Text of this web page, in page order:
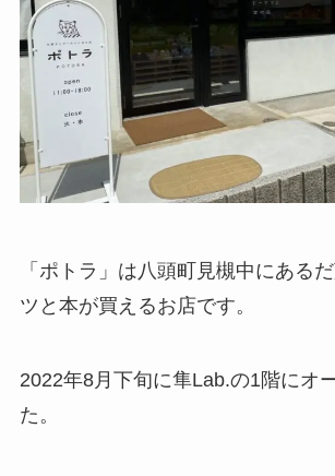
「ポトラ」は八頭町見槻中にある
ツと本が買えるお店です。
2022年8月下旬に隼Lab.の1階にオ
た。